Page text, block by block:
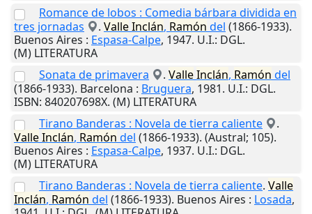
Romance de lobos : Comedia bárbara dividida en
tres jornadas
. ValleInclán, Ramón del (1866-1933).
Buenos Aires : Espasa-Calpe, 1947. U.I.: DGL.
(M) LITERATURA
Sonata de primavera
. ValleInclán, Ramón del
(1866-1933). Barcelona : Bruguera, 1981. U.I.: DGL.
ISBN: 840207698X. (M) LITERATURA
Tirano Banderas : Novela de tierra caliente
.
ValleInclán, Ramón del (1866-1933). (Austral; 105).
Buenos Aires : Espasa-Calpe, 1937. U.I.: DGL.
(M) LITERATURA
Tirano Banderas : Novela de tierra caliente. Valle
Inclán, Ramón del (1866-1933). Buenos Aires : Losada,